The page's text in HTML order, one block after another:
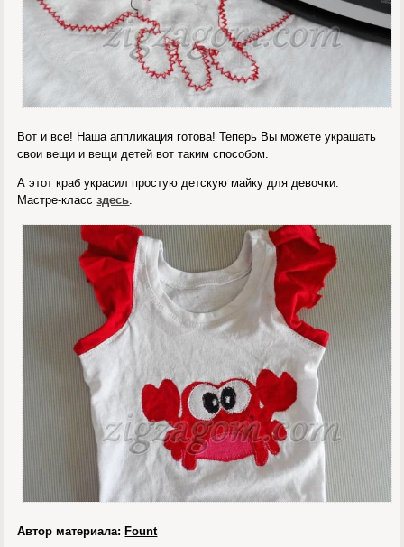
Вот и все! Наша аппликация готова! Теперь Вы можете украшать
свои вещи и вещи детей вот таким способом.
А этот краб украсил простую детскую майку для девочки.
Мастре-классздесь
Автор материала:Fount